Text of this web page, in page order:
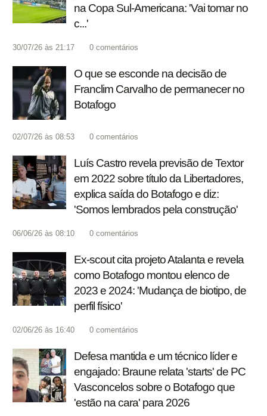
na Copa Sul-Americana: 'Vai tomar no
c...'
30/07/26 às 21:17 0 comentários
O que se esconde na decisão de
Franclim Carvalho de permanecer no
Botafogo
02/07/26 às 08:53 0 comentários
Luís Castro revela previsão de Textor
em 2022 sobre título da Libertadores,
explica saída do Botafogo e diz:
'Somos lembrados pela construção'
06/06/26 às 08:10 0 comentários
Ex-scout cita projeto Atalanta e revela
como Botafogo montou elenco de
2023 e 2024: 'Mudança de biotipo, de
perfil físico'
02/06/26 às 16:40 0 comentários
Defesa mantida e um técnico líder e
engajado: Braune relata 'starts' de PC
Vasconcelos sobre o Botafogo que
'estão na cara' para 2026